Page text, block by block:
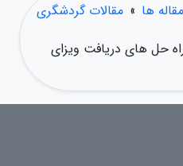
ها » مقالات گردشگری
حل های دریافت ویزای